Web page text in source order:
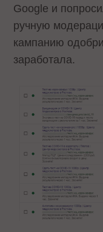
Google и
ручную
кампанию
заработала.